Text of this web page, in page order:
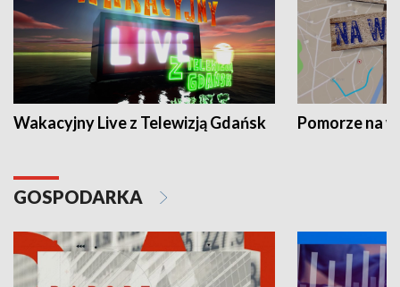
Wakacyjny Live z Telewizją Gdańsk Pomorze na
GOSPODARKA